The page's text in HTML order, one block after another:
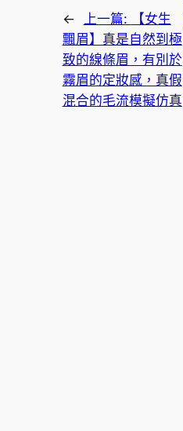
← 上一篇:
【女生
飄眉】真是自然到極
致的線條眉，有別於
霧眉的定妝感，真假
混合的毛流模擬仿真